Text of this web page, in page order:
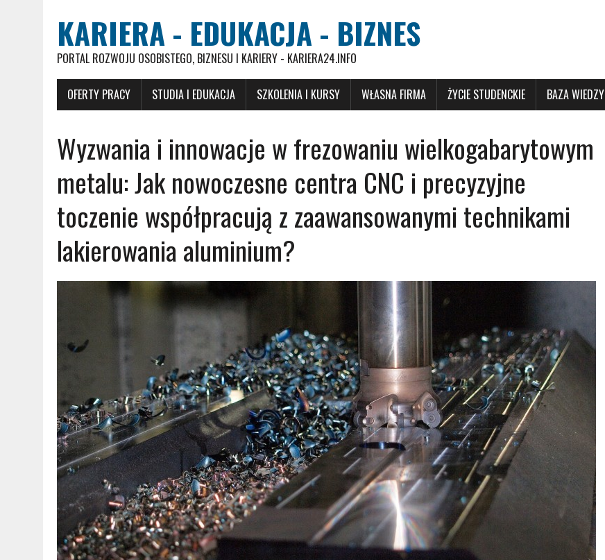
KARIERA - EDUKACJA - BIZNES
PORTAL ROZWOJU OSOBISTEGO, BIZNESU I KARIERY - KARIERA24.INFO
OFERTY PRACY STUDIA I EDUKACJA SZKOLENIA I KURSY WŁASNA FIRMA ŻYCIE STUDENCKIE BAZA WIEDZY
Wyzwania i innowacje w frezowaniu wielkogabarytowym
metalu: Jak nowoczesne centra CNC i precyzyjne
toczenie współpracują z zaawansowanymi technikami
lakierowania aluminium?